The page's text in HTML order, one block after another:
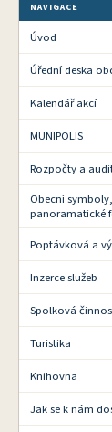
NAVIGACE
Úvod
Úřední deska
Kalendář akcí
MUNIPOLIS
Rozpočty a
Obecní
panoramatické
Poptávková a
Inzerce služeb
Spolková
Turistika
Knihovna
Jak se k nám